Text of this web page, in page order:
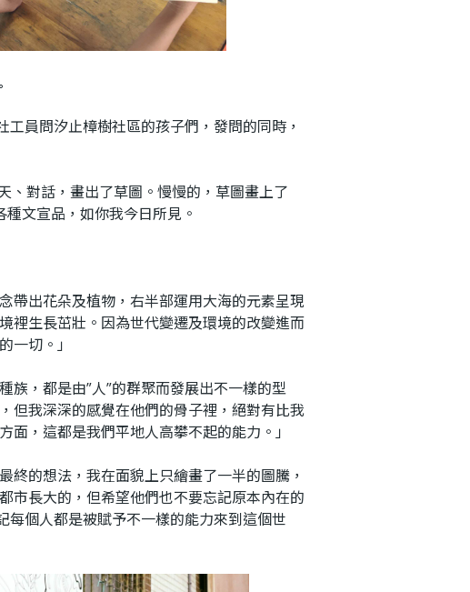
員問汐止樟樹社區的孩子們，發問的同時，
對話，畫出了草圖。慢慢的，草圖畫上了
文宣品，如你我今日所見。
出花朵及植物，右半部運用大海的元素呈現
裡生長茁壯。因為世代變遷及環境的改變進而
一切。」
，都是由”人”的群聚而發展出不一樣的型
但我深深的感覺在他們的骨子裡，絕對有比我
，這都是我們平地人高攀不起的能力。」
的想法，我在面貌上只繪畫了一半的圖騰，
市長大的，但希望他們也不要忘記原本內在的
個人都是被賦予不一樣的能力來到這個世